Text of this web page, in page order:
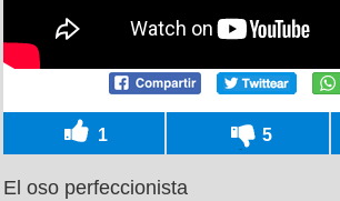
1 5
El oso perfeccionista